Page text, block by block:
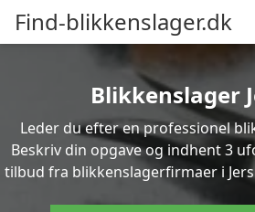
Find-blikkenslager.dk
Blikkenslager
Leder du efter en professionel
Beskriv din opgave og indhent 3
tilbud fra blikkenslagerfirmaer i